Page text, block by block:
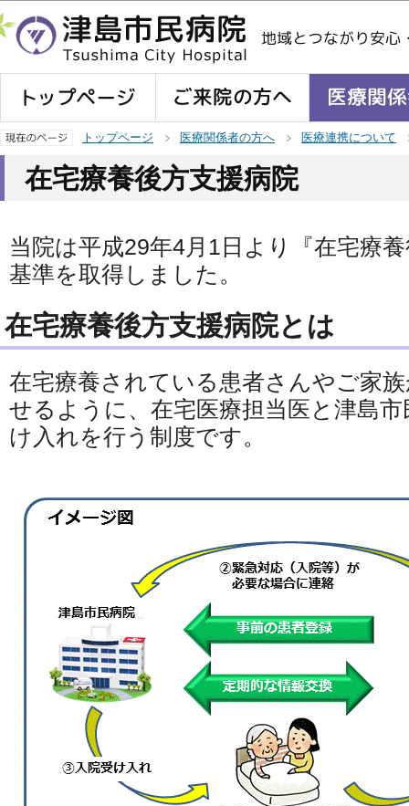
トップページ 医療関係者の方へ 医療連携について
在宅療養後方支援病院
当院は平成29年4月1日より『在宅療
基準を取得しました。
在宅療養後方支援病院とは
在宅療養されている患者さんやご家
せるように、在宅医療担当医と津島
け入れを行う制度です。